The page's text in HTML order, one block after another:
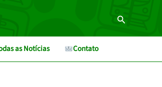
Pesquisar
as Notícias Contato